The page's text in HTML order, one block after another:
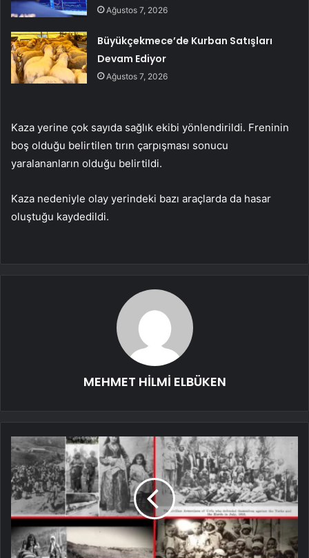
Ağustos 7, 2026
Büyükçekmece’de Kurban Satışları
Devam Ediyor
Ağustos 7, 2026
Kaza yerine çok sayıda sağlık ekibi yönlendirildi. Freninin
boş olduğu belirtilen tırın çarpışması sonucu
yaralananların olduğu belirtildi.
Kaza nedeniyle olay yerindeki bazı araçlarda da hasar
oluştuğu kaydedildi.
MEHMET HİLMİ ELBÜKEN